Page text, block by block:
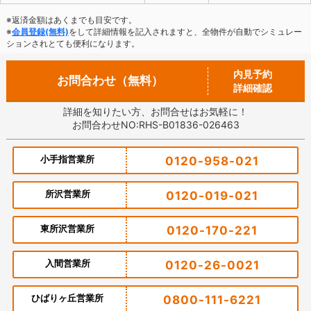
※返済金額はあくまでも目安です。
※会員登録(無料)をして詳細情報を記入されますと、全物件が自動でシミュレー
ションされとても便利になります。
お問合わせ（無料）
内見予約
詳細確認
詳細を知りたい方、お問合せはお気軽に！
お問合わせNO:RHS-B01836-026463
小手指営業所 0120-958-021
所沢営業所 0120-019-021
東所沢営業所 0120-170-221
入間営業所 0120-26-0021
ひばりヶ丘営業所 0800-111-6221